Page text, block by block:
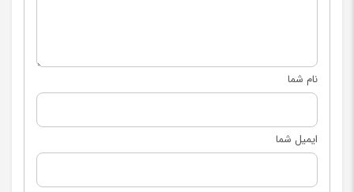
نام شما
ایمیل شما